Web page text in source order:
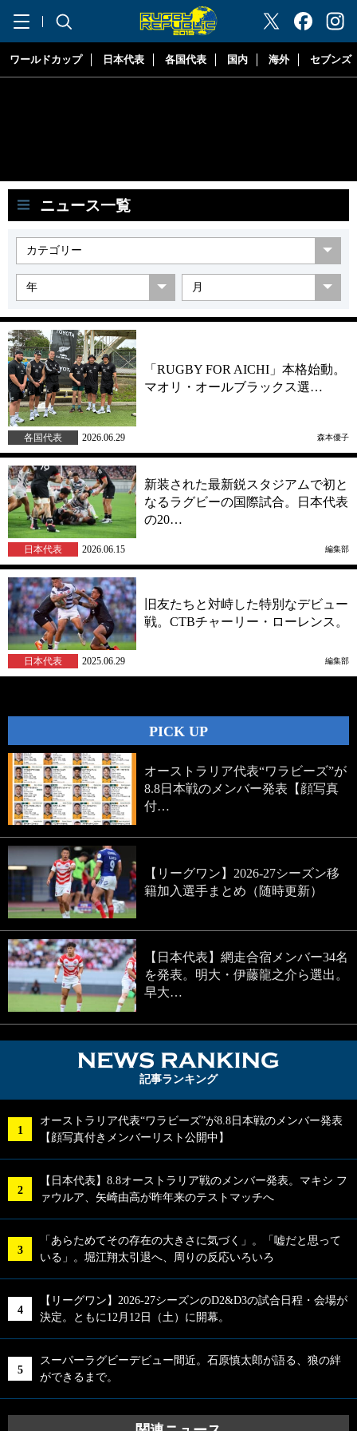
"ラグビーリパブリック"
ワールドカップ 日本代表 各国代表 国内 海外 セブンズ
ニュース一覧
「RUGBY FOR AICHI」本格始動。
マオリ・オールブラックス選…
各国代表 2026.06.29 森本優子
新装された最新鋭スタジアムで初と
なるラグビーの国際試合。日本代表
の20…
日本代表 2026.06.15 編集部
旧友たちと対峙した特別なデビュー
戦。CTBチャーリー・ローレンス。
日本代表 2025.06.29 編集部
PICK UP
オーストラリア代表“ワラビーズ”が
8.8日本戦のメンバー発表【顔写真
付…
【リーグワン】2026-27シーズン移
籍加入選手まとめ（随時更新）
【日本代表】網走合宿メンバー34名
を発表。明大・伊藤龍之介ら選出。
早大…
記事ランキング
オーストラリア代表“ワラビーズ”が8.8日本戦のメンバー発表
【顔写真付きメンバーリスト公開中】
【日本代表】8.8オーストラリア戦のメンバー発表。マキシ フ
ァウルア、矢崎由高が昨年来のテストマッチへ
「あらためてその存在の大きさに気づく」。「嘘だと思って
いる」。堀江翔太引退へ、周りの反応いろいろ
【リーグワン】2026-27シーズンのD2&D3の試合日程・会場が
決定。ともに12月12日（土）に開幕。
スーパーラグビーデビュー間近。石原慎太郎が語る、狼の絆
ができるまで。